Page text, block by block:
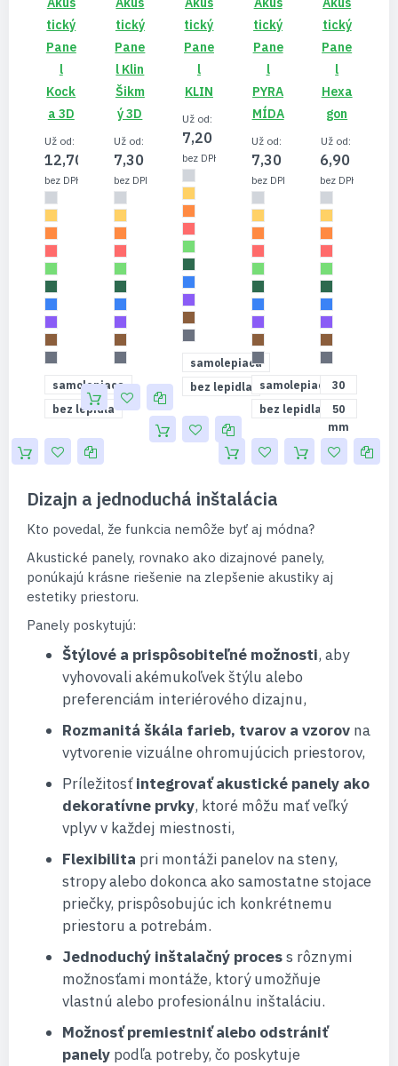
Tický
Pane
L
Kock
A 3D
Už od
12,70 €
10,33 €
samolepiaca
bez lepidla
Tický
Pane
L Klin
Šikm
Ý 3D
Už od
7,30 €
5,93 €
Tický
Pane
L
KLIN
Už od
7,20 €
5,85 €
samolepiaca
bez lepidla
Tický
Pane
L
PYRA
MÍDA
Už od
7,30 €
5,93 €
samolepiaca
bez lepidla
Tický
Pane
L
Hexa
Gon
Už od
6,90 €
30
mm
50
mm
Dizajn a jednoduchá inštalácia
Kto povedal, že funkcia nemôže byť aj módna?
Akustické panely, rovnako ako dizajnové panely,
ponúkajú krásne riešenie na zlepšenie akustiky aj
estetiky priestoru.
Panely poskytujú:
Štýlové a prispôsobiteľné možnosti, aby
vyhovovali akémukoľvek štýlu alebo
preferenciám interiérového dizajnu,
Rozmanitá škála farieb, tvarov a vzorov na
vytvorenie vizuálne ohromujúcich priestorov,
Príležitosťintegrovať akustické panely ako
dekoratívne prvky, ktoré môžu mať veľký
vplyv v každej miestnosti,
Flexibilita pri montáži panelov na steny,
stropy alebo dokonca ako samostatne stojace
priečky, prispôsobujúc ich konkrétnemu
priestoru a potrebám.
Jednoduchý inštalačný process rôznymi
možnosťami montáže, ktorý umožňuje
vlastnú alebo profesionálnu inštaláciu.
Možnosť premiestniť alebo odstrániť
panely podľa potreby, čo poskytuje